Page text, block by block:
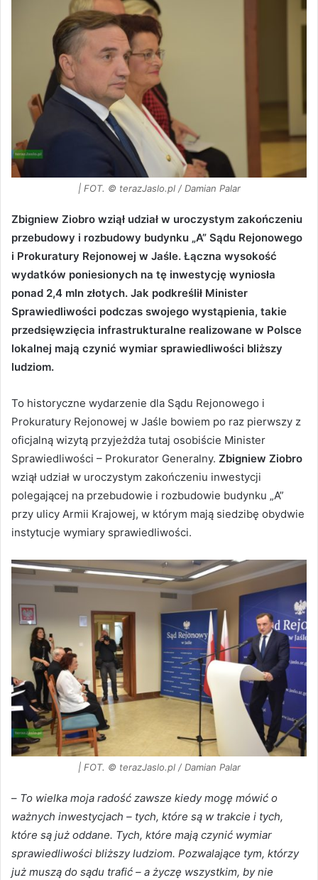
| FOT. © terazJaslo.pl / Damian Palar
Zbigniew Ziobro wziął udział w uroczystym zakończeniu
przebudowy i rozbudowy budynku „A” Sądu Rejonowego
i Prokuratury Rejonowej w Jaśle. Łączna wysokość
wydatków poniesionych na tę inwestycję wyniosła
ponad 2,4 mln złotych. Jak podkreślił Minister
Sprawiedliwości podczas swojego wystąpienia, takie
przedsięwzięcia infrastrukturalne realizowane w Polsce
lokalnej mają czynić wymiar sprawiedliwości bliższy
ludziom.
To historyczne wydarzenie dla Sądu Rejonowego i
Prokuratury Rejonowej w Jaśle bowiem po raz pierwszy z
oficjalną wizytą przyjeżdża tutaj osobiście Minister
Sprawiedliwości – Prokurator Generalny. Zbigniew Ziobro
wziął udział w uroczystym zakończeniu inwestycji
polegającej na przebudowie i rozbudowie budynku „A”
przy ulicy Armii Krajowej, w którym mają siedzibę obydwie
instytucje wymiary sprawiedliwości.
| FOT. © terazJaslo.pl / Damian Palar
– To wielka moja radość zawsze kiedy mogę mówić o
ważnych inwestycjach – tych, które są w trakcie i tych,
które są już oddane. Tych, które mają czynić wymiar
sprawiedliwości bliższy ludziom. Pozwalające tym, którzy
już muszą do sądu trafić – a życzę wszystkim, by nie